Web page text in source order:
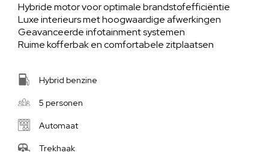
Hybride motor voor optimale brandstofefficiëntie
Luxe interieurs met hoogwaardige afwerkingen
Geavanceerde infotainment systemen
Ruime kofferbak en comfortabele zitplaatsen
Hybrid benzine
5 personen
Automaat
Trekhaak